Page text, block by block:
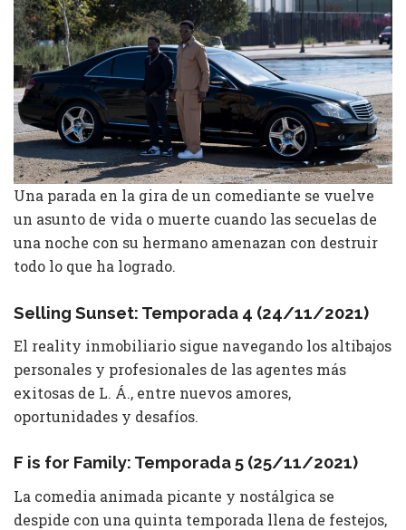
Una parada en la gira de un comediante se vuelve
un asunto de vida o muerte cuando las secuelas de
una noche con su hermano amenazan con destruir
todo lo que ha logrado.
Selling Sunset: Temporada 4 (24/11/2021)
El reality inmobiliario sigue navegando los altibajos
personales y profesionales de las agentes más
exitosas de L. Á., entre nuevos amores,
oportunidades y desafíos.
F is for Family: Temporada 5 (25/11/2021)
La comedia animada picante y nostálgica se
despide con una quinta temporada llena de festejos,